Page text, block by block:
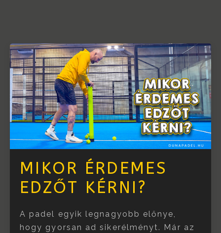
MIKOR ÉRDEMES
EDZŐT KÉRNI?
A padel egyik legnagyobb előnye,
hogy gyorsan ad sikerélményt. Már az